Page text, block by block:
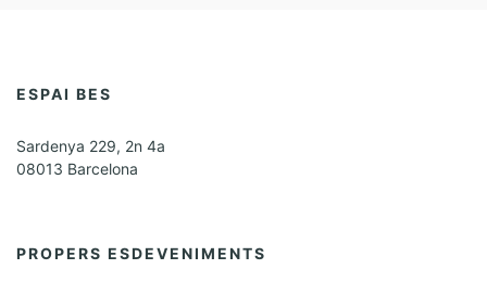
ESPAI BES
Sardenya 229, 2n 4a
08013 Barcelona
PROPERS ESDEVENIMENTS